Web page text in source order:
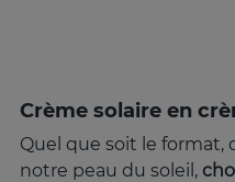
Crème solaire en
Quel que soit le format,
notre peau du soleil,